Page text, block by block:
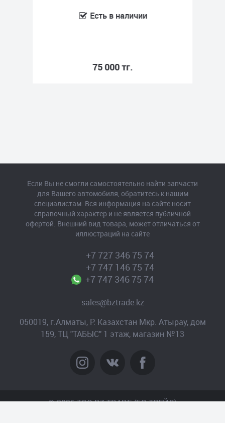
Есть в наличии
75 000 тг.
+7 727 346 75 74
+7 747 146 75 74
+7 747 346 75 74
sales@bztrade.kz
050019, г.Алматы, Р. Казахстан Мкр. Атырау, дом
159, ТЦ "ТАБЫС" 1 этаж, магазин №13
Если Вы не смогли самостоятельно найти запчасти
для Вашего автомобиля, обратитесь к нашим
специалистам. Вся информация на сайте носит
справочный характер и не является публичной
офертой. Внешний вид товара, может отличаться от
иллюстраций на сайте
© 2026 TOO BZ-TRADE (БЗ-ТРЕЙД)